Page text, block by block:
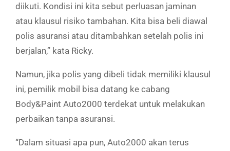
diikuti. Kondisi ini kita sebut perluasan jaminan
atau klausul risiko tambahan. Kita bisa beli diawal
polis asuransi atau ditambahkan setelah polis ini
berjalan,” kata Ricky.
Namun, jika polis yang dibeli tidak memiliki klausul
ini, pemilik mobil bisa datang ke cabang
Body&Paint Auto2000 terdekat untuk melakukan
perbaikan tanpa asuransi.
“Dalam situasi apa pun, Auto2000 akan terus